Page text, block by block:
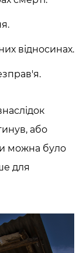
відносинах.
або
можна було
для